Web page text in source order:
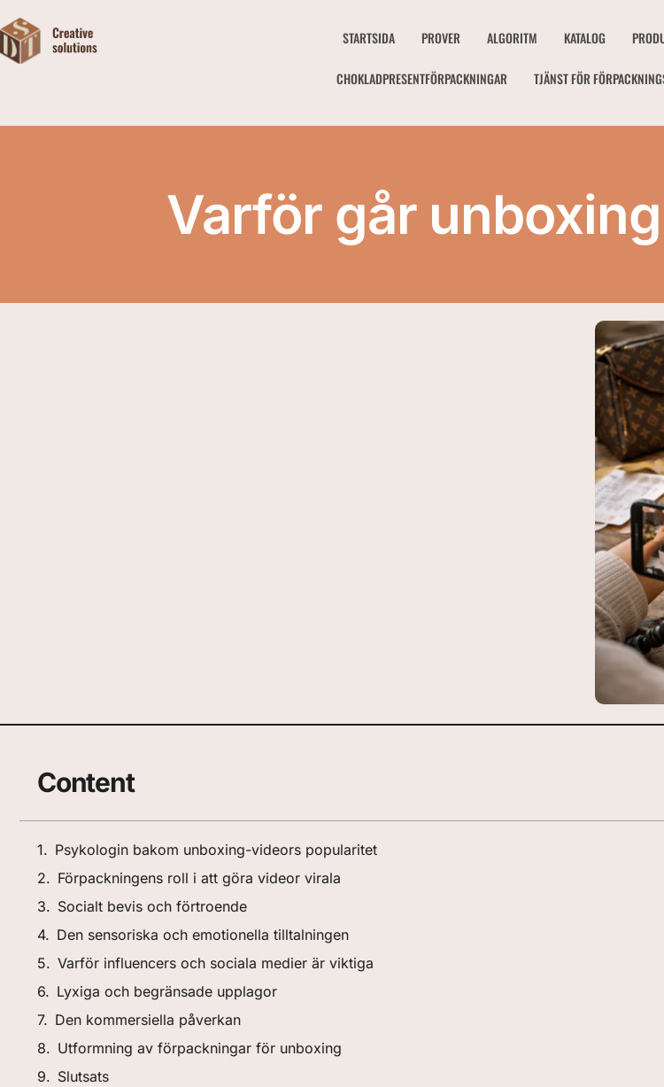
STARTSIDA PROVER ALGORITM KATALOG
CHOKLADPRESENTFÖRPACKNINGAR TJÄNST FÖR
Varför går
Content
Psykologin bakom unboxing-videors popularitet
Förpackningens roll i att göra videor virala
Socialt bevis och förtroende
Den sensoriska och emotionella tilltalningen
Varför influencers och sociala medier är viktiga
Lyxiga och begränsade upplagor
Den kommersiella påverkan
Utformning av förpackningar för unboxing
Slutsats